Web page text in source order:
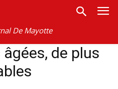
De Mayotte
de plus